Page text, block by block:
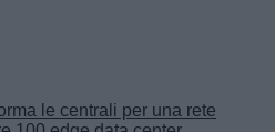
le centrali per una rete